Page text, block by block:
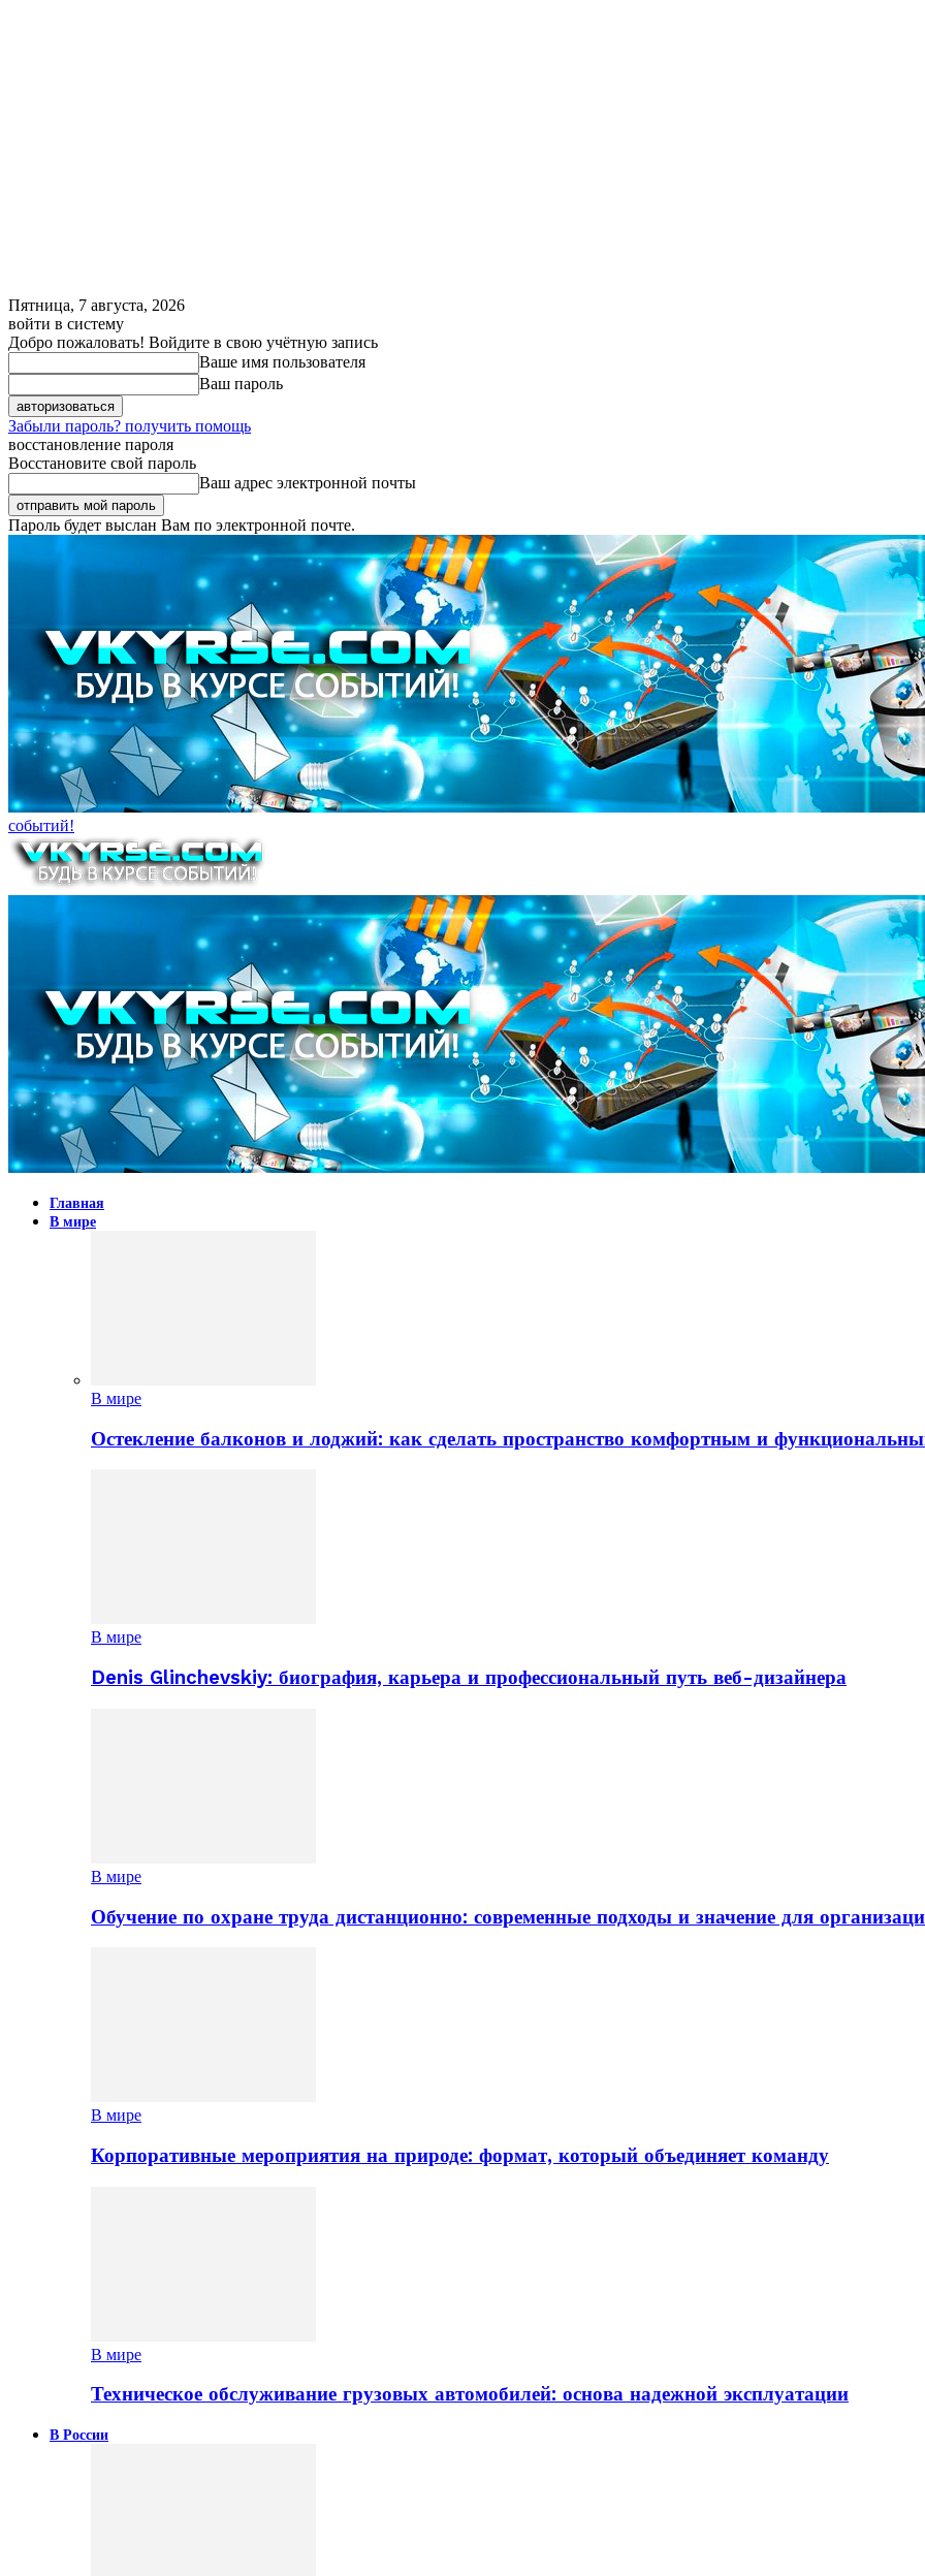
Пятница, 7 августа, 2026
войти в систему
Добро пожаловать! Войдите в свою учётную запись
Ваше имя пользователя
Ваш пароль
Забыли пароль? получить помощь
восстановление пароля
Восстановите свой пароль
Ваш адрес электронной почты
Пароль будет выслан Вам по электронной почте.
событий!
Главная
В мире
В мире
Остекление балконов и лоджий: как сделать пространство комфортным и
В мире
Denis Glinchevskiy: биография, карьера и профессиональный путь веб-дизайнера
В мире
Обучение по охране труда дистанционно: современные подходы и значение для
В мире
Корпоративные мероприятия на природе: формат, который объединяет команду
В мире
Техническое обслуживание грузовых автомобилей: основа надежной эксплуатации
В России